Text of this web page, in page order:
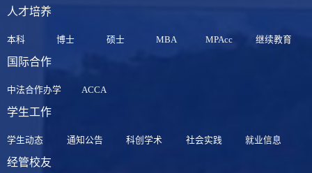
人才培养
本科 博士 硕士 MBA MPAcc 继续教育
国际合作
中法合作办学 ACCA
学生工作
学生动态 通知公告 科创学术 社会实践 就业信息
经管校友